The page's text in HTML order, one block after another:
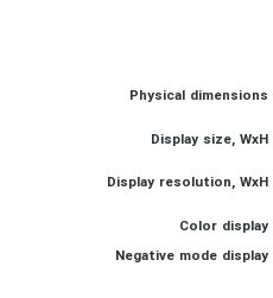
Physical dimensions
Display size, WxH
Display resolution, WxH
Color display
Negative mode display